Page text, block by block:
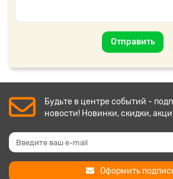
Отправить
Будьте в центре событий -
новости! Новинки, скидки,
Оформить